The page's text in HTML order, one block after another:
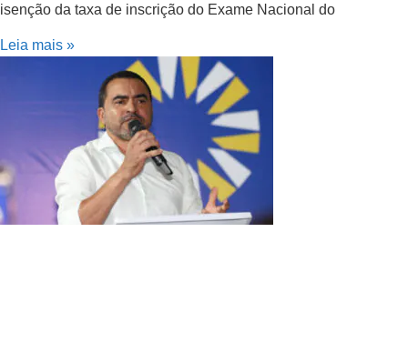
isenção da taxa de inscrição do Exame Nacional do
Leia mais »